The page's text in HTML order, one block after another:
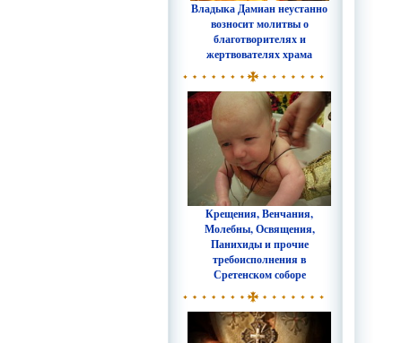
Владыка Дамиан неустанно
возносит молитвы о
благотворителях и
жертвователях храма
Крещения, Венчания,
Молебны, Освящения,
Панихиды и прочие
требоисполнения в
Сретенском соборе